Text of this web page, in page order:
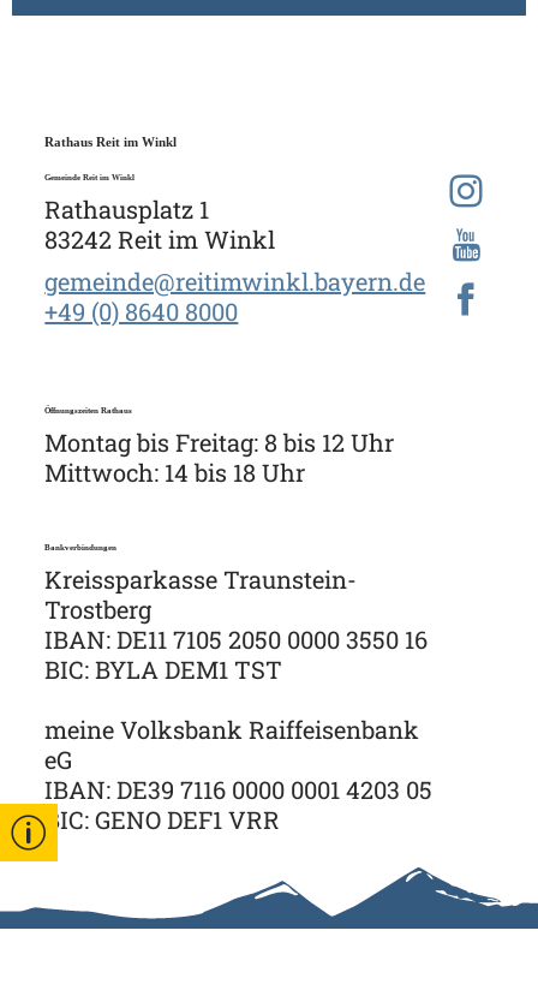
Rathaus Reit im Winkl
Gemeinde Reit im Winkl
Rathausplatz 1
83242 Reit im Winkl
gemeinde@reitimwinkl.bayern.de
+49 (0) 8640 8000
Öffnungszeiten Rathaus
Montag bis Freitag: 8 bis 12 Uhr
Mittwoch: 14 bis 18 Uhr
Bankverbindungen
Kreissparkasse Traunstein-
Trostberg
IBAN: DE11 7105 2050 0000 3550 16
BIC: BYLA DEM1 TST
meine Volksbank Raiffeisenbank
eG
IBAN: DE39 7116 0000 0001 4203 05
BIC: GENO DEF1 VRR